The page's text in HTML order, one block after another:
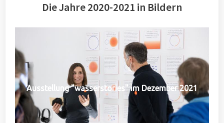
Die Jahre 2020-2021 in Bildern
Ausstellung "wasserstories" im Dezember 2021